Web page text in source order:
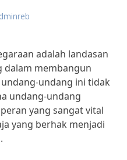
adalah landasan
dalam membangun
undang ini tidak
undang-undang
yang sangat vital
yang berhak menjadi